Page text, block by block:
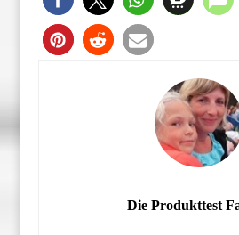
Die Produkttest